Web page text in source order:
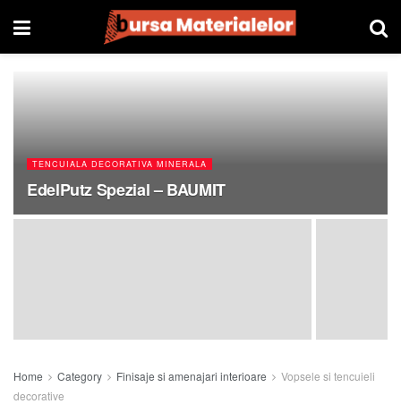
TENCUIALA DECORATIVA MINERALA
EdelPutz Spezial – BAUMIT
Home Category Finisaje si amenajari interioare
Vopsele si tencuieli
decorative